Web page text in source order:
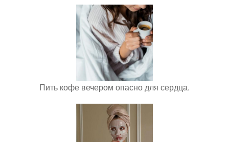
Пить кофе вечером опасно для сердца.